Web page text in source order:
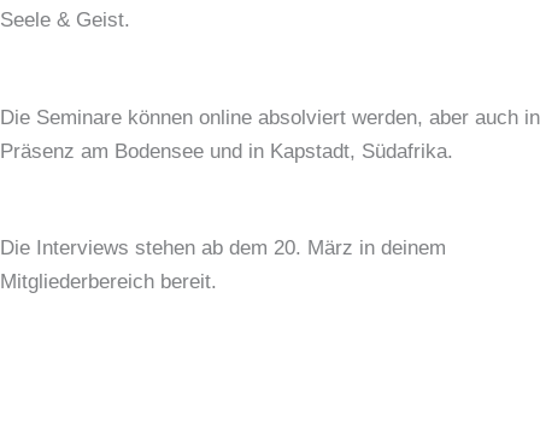
Seele & Geist.
Die Seminare können online absolviert werden, aber auch in
Präsenz am Bodensee und in Kapstadt, Südafrika.
Die Interviews stehen ab dem 20. März in deinem
Mitgliederbereich bereit.